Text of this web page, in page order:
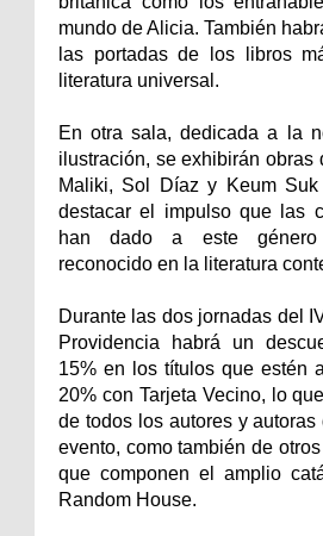
mundo de Alicia. También
las portadas de los libros
literatura universal.
En otra sala, dedicada a la
ilustración, se exhibirán obras
Maliki, Sol Díaz y Keum Suk
destacar el impulso que las
han dado a este género
reconocido en la literatura
Durante las dos jornadas del
Providencia habrá un
15% en los títulos que estén
20% con Tarjeta Vecino, lo
de todos los autores y autoras
evento, como también de
que componen el amplio
Random House.